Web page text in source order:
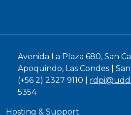
Avenida La Plaza 680, San
Apoquindo, Las Condes |
(+56 2) 2327 9110 |
5354
Hosting & Support